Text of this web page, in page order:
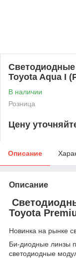
Toyota Aqua I
В наличии
Розница
Цену
Описание
Описание
Toyota
Новинка на рынке
Би-диодные линзы
светодиодные